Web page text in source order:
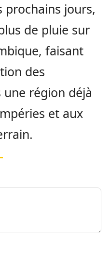
prochains jours,
de pluie sur
faisant
des
région déjà
et aux